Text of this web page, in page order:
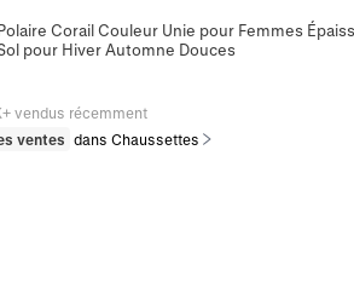
Corail Couleur Unie pour Femmes
pour Hiver Automne Douces
vendus récemment
ventes dans Chaussettes